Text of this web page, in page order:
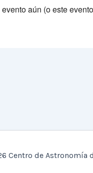
aún (o este
Centro de Astronomía